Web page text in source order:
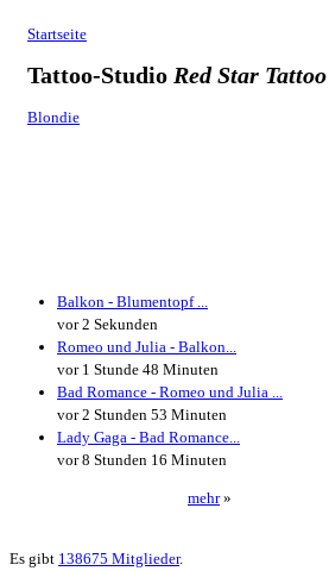
Startseite
Tattoo-Studio Red Star
Blondie
Balkon - Blumentopf ...
vor 2 Sekunden
Romeo und Julia - Balkon...
vor 1 Stunde 48 Minuten
Bad Romance - Romeo und Julia ...
vor 2 Stunden 53 Minuten
Lady Gaga - Bad Romance...
vor 8 Stunden 16 Minuten
mehr»
Es gibt 138675 Mitglieder.